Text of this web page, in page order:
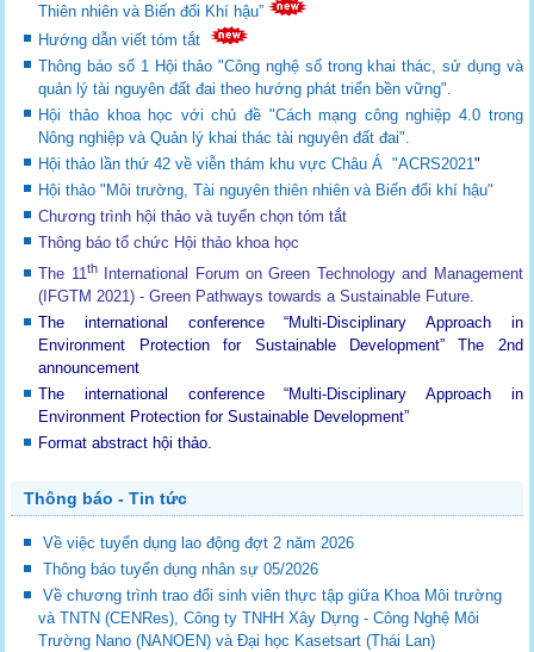
Thiên nhiên và Biến đổi Khí hậu”
Hướng dẫn viết tóm tắt
Thông báo số 1 Hội thảo "Công nghệ số trong khai thác, sử dụng và
quản lý tài nguyên đất đai theo hướng phát triển bền vững".
Hội thảo khoa học với chủ đề "Cách mạng công nghiệp 4.0 trong
Nông nghiệp và Quản lý khai thác tài nguyên đất đai".
Hội thảo lần thứ 42 về viễn thám khu vực Châu Á "ACRS2021"
Hội thảo "Môi trường, Tài nguyên thiên nhiên và Biến đổi khí hậu"
Chương trình hội thảo và tuyển chọn tóm tắt
Thông báo tổ chức Hội thảo khoa học
The 11thInternational Forum on Green Technology and Management
(IFGTM 2021) - Green Pathways towards a Sustainable Future.
The international conference “Multi-Disciplinary Approach in
Environment Protection for Sustainable Development”The 2nd
announcement
The international conference “Multi-Disciplinary Approach in
Environment Protection for Sustainable Development”
Format abstract hội thảo.
Thông báo - Tin tức
Về việc tuyển dụng lao động đợt 2 năm 2026
Thông báo tuyển dụng nhân sự 05/2026
Về chương trình trao đổi sinh viên thực tập giữa Khoa Môi trường
và TNTN (CENRes), Công ty TNHH Xây Dựng - Công Nghệ Môi
Trường Nano (NANOEN) và Đại học Kasetsart (Thái Lan)